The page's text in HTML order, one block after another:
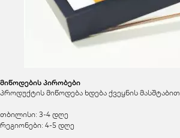
მიწოდების პირობები
პროდუქტის მიწოდება ხდება ქვეყნის მასშტაბით
თბილისი: 3-4 დღე
რეგიონები: 4-5 დღე